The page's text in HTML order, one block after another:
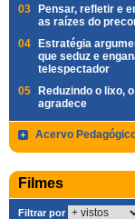
03
Pensar, refletir e
as raízes do
04
Estratégia
que seduz e
telespectador
05
Reduzindo o lixo,
agradece
Acervo
Filmes
Filtrar por